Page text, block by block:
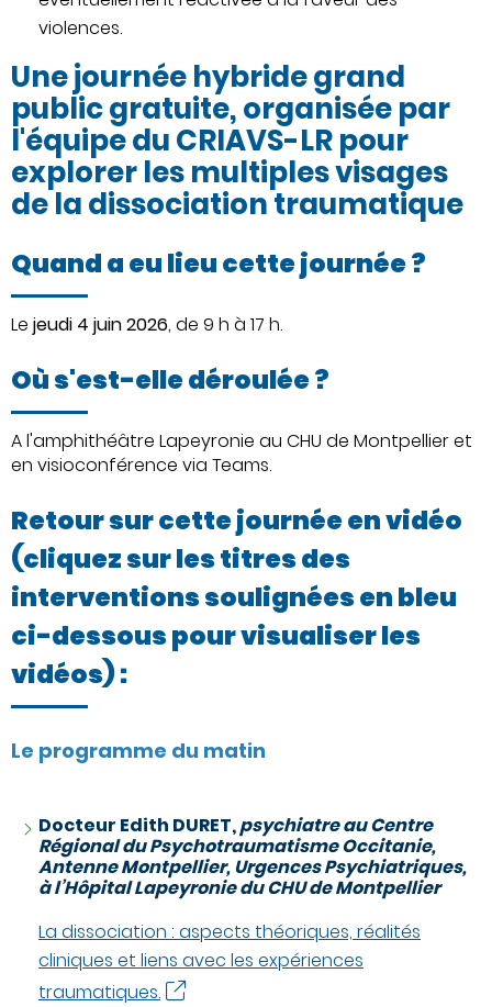
violences.
Une journée hybride grand
public gratuite, organisée par
l'équipe du CRIAVS-LR pour
explorer les multiples visages
de la dissociation traumatique
Quand a eu lieu cette journée ?
Le jeudi 4 juin 2026, de 9 h à 17 h.
Où s'est-elle déroulée ?
A l'amphithéâtre Lapeyronie au CHU de Montpellier et
en visioconférence via Teams.
Retour sur cette journée en vidéo
(cliquez sur les titres des
interventions soulignées en bleu
ci-dessous pour visualiser les
vidéos) :
Le programme du matin
Docteur Edith DURET,psychiatre au Centre
Régional du Psychotraumatisme Occitanie,
Antenne Montpellier, Urgences Psychiatriques,
à l’Hôpital Lapeyronie du CHU de Montpellier
La dissociation : aspects théoriques, réalités
cliniques et liens avec les expériences
traumatiques.